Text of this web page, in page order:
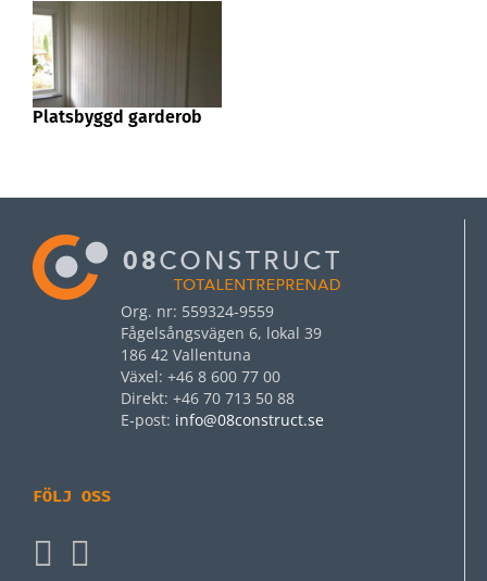
Platsbyggd garderob
Org. nr: 559324-9559
Fågelsångsvägen 6, lokal 39
186 42 Vallentuna
Växel: +46 8 600 77 00
Direkt: +46 70 713 50 88
E‑post: info@08construct.se
FÖLJ OSS